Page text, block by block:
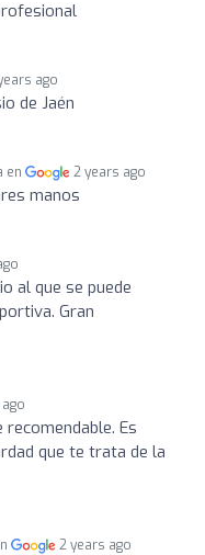
ago
de Jaén
en 2 years ago
manos
al que se puede
Gran
Es
que te trata de la
2 years ago